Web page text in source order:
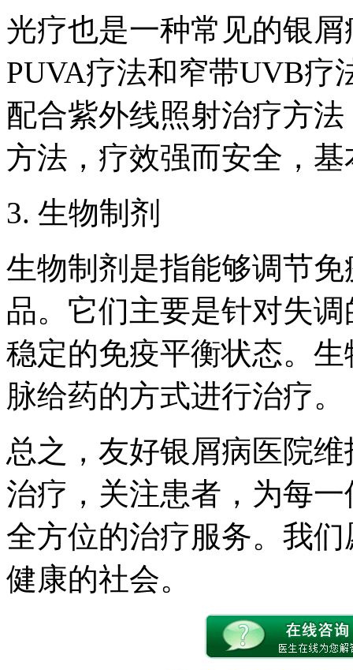
光疗也是一种常见的银
PUVA疗法和窄带UVB疗
配合紫外线照射治疗方
方法，疗效强而安全，
3. 生物制剂
生物制剂是指能够调节
品。它们主要是针对失
稳定的免疫平衡状态。
脉给药的方式进行治疗。
总之，友好银屑病医院
治疗，关注患者，为每
全方位的治疗服务。我
健康的社会。